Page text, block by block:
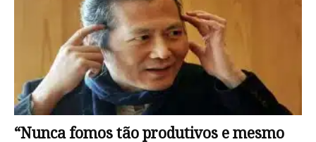
“Nunca fomos tão produtivos e mesmo